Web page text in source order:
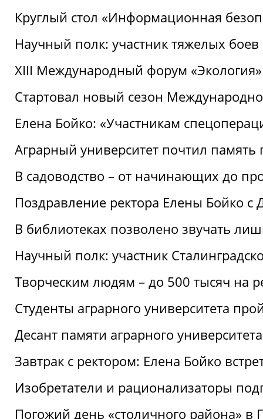
Круглый стол «Информационная
Научный полк: участник тяжелых
XIII Международный форум
Стартовал новый сезон
Елена Бойко: «Участникам
Аграрный университет почтил
В садоводство – от начинающих до
Поздравление ректора Елены Бойко
В библиотеках позволено звучать
Научный полк: участник
Творческим людям – до 500 тысяч на
Студенты аграрного университета
Десант памяти аграрного
Завтрак с ректором: Елена Бойко
Изобретатели и рационализаторы
Погожий день «столичного района» в